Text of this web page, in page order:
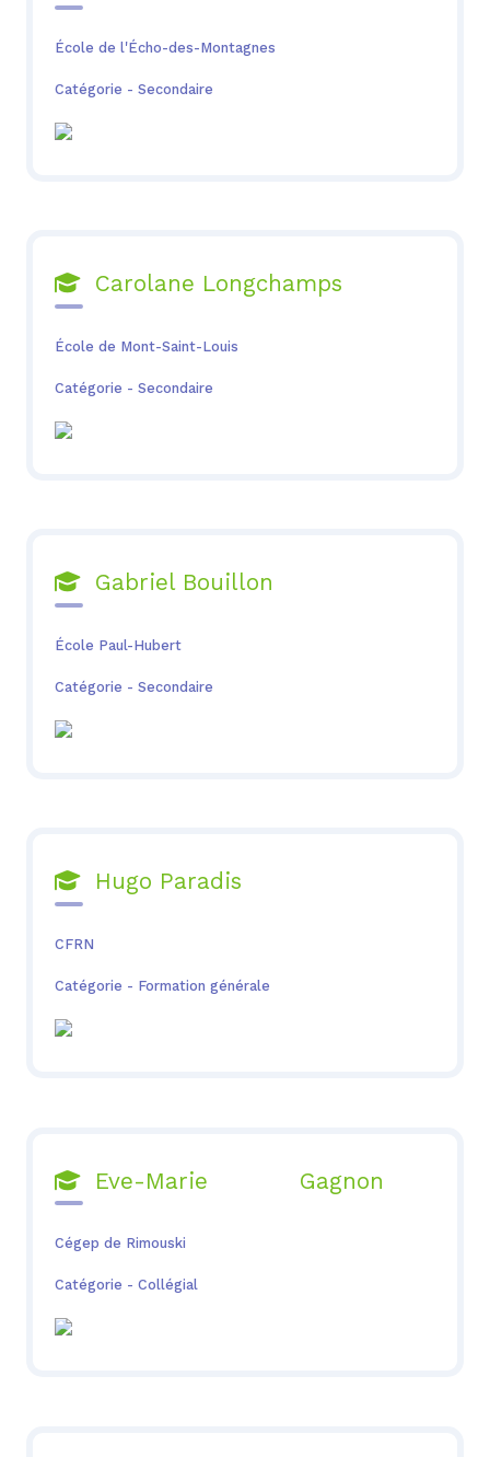
École de l'Écho-des-Montagnes
Catégorie - Secondaire
Carolane Longchamps
École de Mont-Saint-Louis
Catégorie - Secondaire
Gabriel Bouillon
École Paul-Hubert
Catégorie - Secondaire
Hugo Paradis
CFRN
Catégorie - Formation générale
Eve-Marie Gagnon
Cégep de Rimouski
Catégorie - Collégial